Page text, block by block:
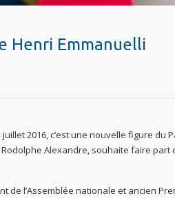
Henri Emmanuelli
2016, c’est une nouvelle figure du
Alexandre, souhaite faire
de l’Assemblée nationale et ancien